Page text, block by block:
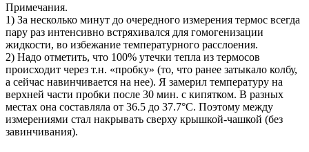
Примечания.
1) За несколько минут до очередного измерения термос всегда
пару раз интенсивно встряхивался для гомогенизации
жидкости, во избежание температурного расслоения.
2) Надо отметить, что 100% утечки тепла из термосов
происходит через т.н. «пробку» (то, что ранее затыкало колбу,
а сейчас навинчивается на нее). Я замерил температуру на
верхней части пробки после 30 мин. с кипятком. В разных
местах она составляла от 36.5 до 37.7°С. Поэтому между
измерениями стал накрывать сверху крышкой-чашкой (без
завинчивания).